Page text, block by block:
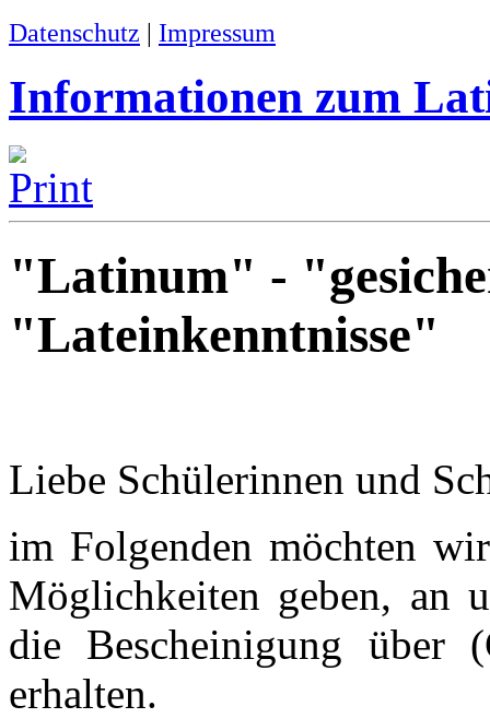
Datenschutz | Impressum
Informationen zum
"Latinum" -
"Lateinkenntnisse"
Liebe Schülerinnen und
im Folgenden möchten
Möglichkeiten geben, an
die Bescheinigung über
erhalten.